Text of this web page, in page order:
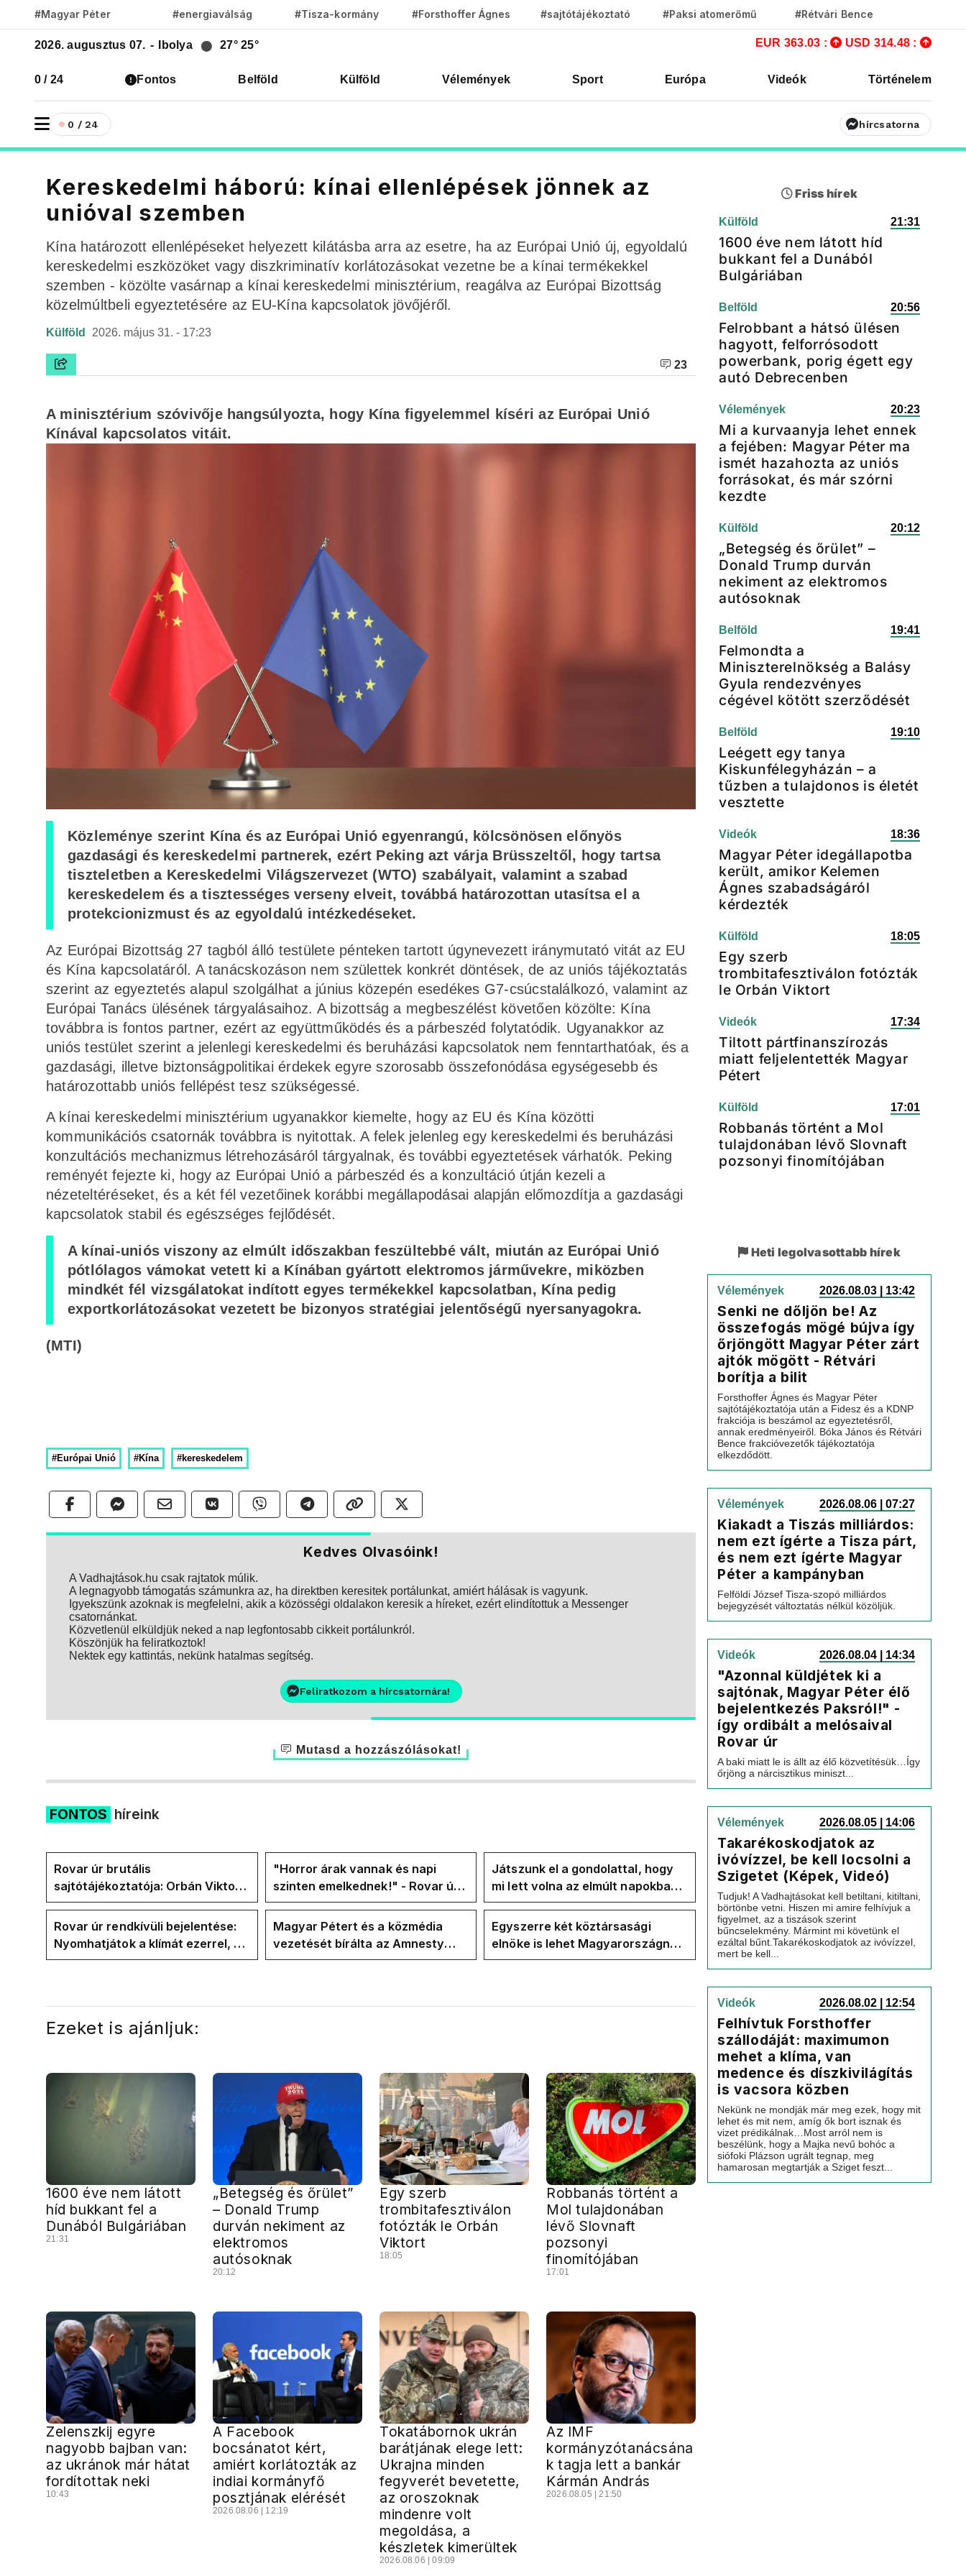
#Magyar Péter #energiaválság #Tisza-kormány #Forsthoffer Ágnes #sajtótájékoztató #Paksi atomerőmű #Rétvári Bence
2026. augusztus 07. - Ibolya 27° 25° EUR 363.03 : USD 314.48 :
0 / 24 Fontos Belföld Külföld Vélemények Sport Európa Videók Történelem
0 / 24 hírcsatorna
Kereskedelmi háború: kínai ellenlépések jönnek az
unióval szemben
Kína határozott ellenlépéseket helyezett kilátásba arra az esetre, ha az Európai Unió új, egyoldalú
kereskedelmi eszközöket vagy diszkriminatív korlátozásokat vezetne be a kínai termékekkel
szemben - közölte vasárnap a kínai kereskedelmi minisztérium, reagálva az Európai Bizottság
közelmúltbeli egyeztetésére az EU-Kína kapcsolatok jövőjéről.
Külföld 2026. május 31. - 17:23
23
A minisztérium szóvivője hangsúlyozta, hogy Kína figyelemmel kíséri az Európai Unió
Kínával kapcsolatos vitáit.
Közleménye szerint Kína és az Európai Unió egyenrangú, kölcsönösen előnyös
gazdasági és kereskedelmi partnerek, ezért Peking azt várja Brüsszeltől, hogy tartsa
tiszteletben a Kereskedelmi Világszervezet (WTO) szabályait, valamint a szabad
kereskedelem és a tisztességes verseny elveit, továbbá határozottan utasítsa el a
protekcionizmust és az egyoldalú intézkedéseket.
Az Európai Bizottság 27 tagból álló testülete pénteken tartott úgynevezett iránymutató vitát az EU
és Kína kapcsolatáról. A tanácskozáson nem születtek konkrét döntések, de az uniós tájékoztatás
szerint az egyeztetés alapul szolgálhat a június közepén esedékes G7-csúcstalálkozó, valamint az
Európai Tanács ülésének tárgyalásaihoz. A bizottság a megbeszélést követően közölte: Kína
továbbra is fontos partner, ezért az együttműködés és a párbeszéd folytatódik. Ugyanakkor az
uniós testület szerint a jelenlegi kereskedelmi és beruházási kapcsolatok nem fenntarthatóak, és a
gazdasági, illetve biztonságpolitikai érdekek egyre szorosabb összefonódása egységesebb és
határozottabb uniós fellépést tesz szükségessé.
A kínai kereskedelmi minisztérium ugyanakkor kiemelte, hogy az EU és Kína közötti
kommunikációs csatornák továbbra is nyitottak. A felek jelenleg egy kereskedelmi és beruházási
konzultációs mechanizmus létrehozásáról tárgyalnak, és további egyeztetések várhatók. Peking
reményét fejezte ki, hogy az Európai Unió a párbeszéd és a konzultáció útján kezeli a
nézeteltéréseket, és a két fél vezetőinek korábbi megállapodásai alapján előmozdítja a gazdasági
kapcsolatok stabil és egészséges fejlődését.
A kínai-uniós viszony az elmúlt időszakban feszültebbé vált, miután az Európai Unió
pótlólagos vámokat vetett ki a Kínában gyártott elektromos járművekre, miközben
mindkét fél vizsgálatokat indított egyes termékekkel kapcsolatban, Kína pedig
exportkorlátozásokat vezetett be bizonyos stratégiai jelentőségű nyersanyagokra.
(MTI)
#Európai Unió #Kína #kereskedelem
Kedves Olvasóink!
A Vadhajtások.hu csak rajtatok múlik.
A legnagyobb támogatás számunkra az, ha direktben keresitek portálunkat, amiért hálásak is vagyunk.
Igyekszünk azoknak is megfelelni, akik a közösségi oldalakon keresik a híreket, ezért elindítottuk a Messenger
csatornánkat.
Közvetlenül elküldjük neked a nap legfontosabb cikkeit portálunkról.
Köszönjük ha feliratkoztok!
Nektek egy kattintás, nekünk hatalmas segítség.
Feliratkozom a hírcsatornára!
Mutasd a hozzászólásokat!
FONTOS híreink
Rovar úr brutális
sajtótájékoztatója: Orbán Viktor
és a Vadhajtások a felelős a
kialakult helyzetért
"Horror árak vannak és napi
szinten emelkednek!" - Rovar úr
Facebook-oldalán lázadnak a
Tiszások
Játszunk el a gondolattal, hogy
mi lett volna az elmúlt napokban
rezsicsökkentés nélkül
Rovar úr rendkívüli bejelentése:
Nyomhatjátok a klímát ezerrel, a
hűtőket letekerhetitek, vége az
Magyar Pétert és a közmédia
vezetését bírálta az Amnesty
International a Klubrádióban
Egyszerre két köztársasági
elnöke is lehet Magyarországnak
jövő hétre
Ezeket is ajánljuk:
1600 éve nem látott
híd bukkant fel a
Dunából Bulgáriában
21:31
„Betegség és őrület”
– Donald Trump
durván nekiment az
elektromos
autósoknak
20:12
Egy szerb
trombitafesztiválon
fotózták le Orbán
Viktort
18:05
Robbanás történt a
Mol tulajdonában
lévő Slovnaft
pozsonyi
finomítójában
17:01
Zelenszkij egyre
nagyobb bajban van:
az ukránok már hátat
fordítottak neki
10:43
A Facebook
bocsánatot kért,
amiért korlátozták az
indiai kormányfő
posztjának elérését
2026.08.06 | 12:19
Tokatábornok ukrán
barátjának elege lett:
Ukrajna minden
fegyverét bevetette,
az oroszoknak
mindenre volt
megoldása, a
készletek kimerültek
2026.08.06 | 09:09
Az IMF
kormányzótanácsána
k tagja lett a bankár
Kármán András
2026.08.05 | 21:50
Friss hírek
Külföld 21:31
1600 éve nem látott híd
bukkant fel a Dunából
Bulgáriában
Belföld 20:56
Felrobbant a hátsó ülésen
hagyott, felforrósodott
powerbank, porig égett egy
autó Debrecenben
Vélemények 20:23
Mi a kurvaanyja lehet ennek
a fejében: Magyar Péter ma
ismét hazahozta az uniós
forrásokat, és már szórni
kezdte
Külföld 20:12
„Betegség és őrület” –
Donald Trump durván
nekiment az elektromos
autósoknak
Belföld 19:41
Felmondta a
Miniszterelnökség a Balásy
Gyula rendezvényes
cégével kötött szerződését
Belföld 19:10
Leégett egy tanya
Kiskunfélegyházán – a
tűzben a tulajdonos is életét
vesztette
Videók 18:36
Magyar Péter idegállapotba
került, amikor Kelemen
Ágnes szabadságáról
kérdezték
Külföld 18:05
Egy szerb
trombitafesztiválon fotózták
le Orbán Viktort
Videók 17:34
Tiltott pártfinanszírozás
miatt feljelentették Magyar
Pétert
Külföld 17:01
Robbanás történt a Mol
tulajdonában lévő Slovnaft
pozsonyi finomítójában
Heti legolvasottabb hírek
Vélemények 2026.08.03 | 13:42
Senki ne dőljön be! Az
összefogás mögé bújva így
őrjöngött Magyar Péter zárt
ajtók mögött - Rétvári
borítja a bilit
Forsthoffer Ágnes és Magyar Péter
sajtótájékoztatója után a Fidesz és a KDNP
frakciója is beszámol az egyeztetésről,
annak eredményeiről. Bóka János és Rétvári
Bence frakcióvezetők tájékoztatója
elkezdődött.
Vélemények 2026.08.06 | 07:27
Kiakadt a Tiszás milliárdos:
nem ezt ígérte a Tisza párt,
és nem ezt ígérte Magyar
Péter a kampányban
Felföldi József Tisza-szopó milliárdos
bejegyzését változtatás nélkül közöljük.
Videók 2026.08.04 | 14:34
"Azonnal küldjétek ki a
sajtónak, Magyar Péter élő
bejelentkezés Paksról!" -
így ordibált a melósaival
Rovar úr
A baki miatt le is állt az élő közvetítésük…Így
őrjöng a nárcisztikus miniszt...
Vélemények 2026.08.05 | 14:06
Takarékoskodjatok az
ivóvízzel, be kell locsolni a
Szigetet (Képek, Videó)
Tudjuk! A Vadhajtásokat kell betiltani, kitiltani,
börtönbe vetni. Hiszen mi amire felhívjuk a
figyelmet, az a tiszások szerint
bűncselekmény. Mármint mi követünk el
ezáltal bűnt.Takarékoskodjatok az ivóvízzel,
mert be kell...
Videók 2026.08.02 | 12:54
Felhívtuk Forsthoffer
szállodáját: maximumon
mehet a klíma, van
medence és díszkivilágítás
is vacsora közben
Nekünk ne mondják már meg ezek, hogy mit
lehet és mit nem, amíg ők bort isznak és
vizet prédikálnak…Most arról nem is
beszélünk, hogy a Majka nevű bohóc a
siófoki Plázson ugrált tegnap, meg
hamarosan megtartják a Sziget feszt...